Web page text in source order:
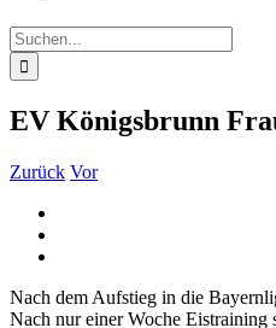
Suche
nach:
EV Königsbrunn
Zurück Vor
Nach dem Aufstieg in die
Nach nur einer Woche Eistraining